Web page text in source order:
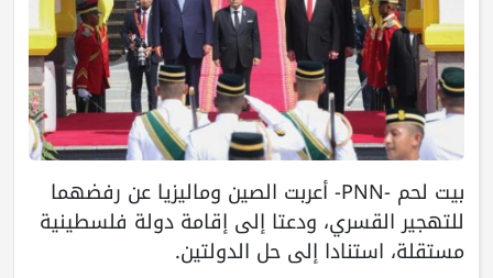
بيت لحم -PNN- أعربت الصين وماليزيا عن رفضهما
للتهجير القسري، ودعتا إلى إقامة دولة فلسطينية
مستقلة، استنادا إلى حل الدولتين.